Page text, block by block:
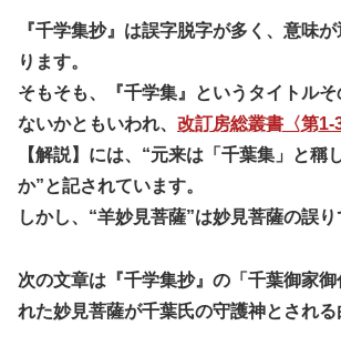
『千学集抄』は誤字脱字が多く、意味
ります。
そもそも、『千学集』というタイトル
ないかともいわれ、 改訂房総叢書〈第1-
【解説】には、“元来は「千葉集」と稱
か”と記されています。
しかし、“羊妙見菩薩”は妙見菩薩の誤り
次の文章は『千学集抄』の「千葉御家
れた妙見菩薩が千葉氏の守護神とされる